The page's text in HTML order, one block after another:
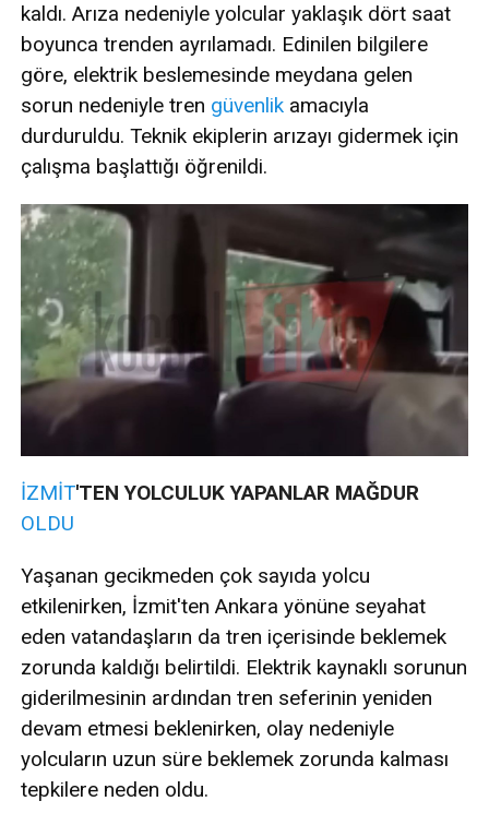
kaldı. Arıza nedeniyle yolcular yaklaşık dört saat
boyunca trenden ayrılamadı. Edinilen bilgilere
göre, elektrik beslemesinde meydana gelen
sorun nedeniyle tren güvenlik amacıyla
durduruldu. Teknik ekiplerin arızayı gidermek için
çalışma başlattığı öğrenildi.
İZMİT'TEN YOLCULUK YAPANLAR MAĞDUR
OLDU
Yaşanan gecikmeden çok sayıda yolcu
etkilenirken, İzmit'ten Ankara yönüne seyahat
eden vatandaşların da tren içerisinde beklemek
zorunda kaldığı belirtildi. Elektrik kaynaklı sorunun
giderilmesinin ardından tren seferinin yeniden
devam etmesi beklenirken, olay nedeniyle
yolcuların uzun süre beklemek zorunda kalması
tepkilere neden oldu.